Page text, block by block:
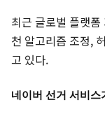
최근 글로벌 플랫
천 알고리즘 조정,
고 있다.
네이버 선거 서비